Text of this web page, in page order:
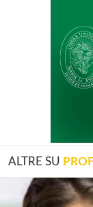
ALTRE SU